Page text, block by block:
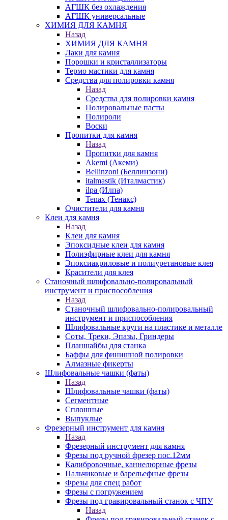
АГШК без охлаждения
АГШК универсальные
ХИМИЯ ДЛЯ КАМНЯ
Назад
ХИМИЯ ДЛЯ КАМНЯ
Лаки для камня
Порошки и кристаллизаторы
Термо мастики для камня
Средства для полировки камня
Назад
Средства для полировки камня
Полировальные пасты
Полироли
Воски
Пропитки для камня
Назад
Пропитки для камня
Akemi (Акеми)
Bellinzoni (Беллинзони)
italmastik (Италмастик)
ilpa (Илпа)
Tenax (Тенакс)
Очистители для камня
Клеи для камня
Назад
Клеи для камня
Эпоксидные клеи для камня
Полиэфирные клеи для камня
Эпоксиакриловые и полиуретановые клея
Красители для клея
Станочный шлифовально-полировальный
инструмент и приспособления
Назад
Станочный шлифовально-полировальный
инструмент и приспособления
Шлифовальные круги на пластике и металле
Соты, Треки, Эпазы, Гриндеры
Планшайбы для станка
Баффы для финишной полировки
Алмазные фикерты
Шлифовальные чашки (фаты)
Назад
Шлифовальные чашки (фаты)
Сегментные
Сплошные
Выпуклые
Фрезерный инструмент для камня
Назад
Фрезерный инструмент для камня
Фрезы под ручной фрезер пос.12мм
Калибровочные, каннелюрные фрезы
Пальчиковые и барельефные фрезы
Фрезы для спец работ
Фрезы с погружением
Фрезы под гравировальный станок с ЧПУ
Назад